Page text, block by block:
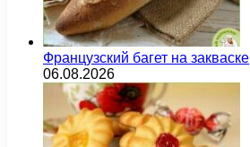
Французский багет на закваске
06.08.2026